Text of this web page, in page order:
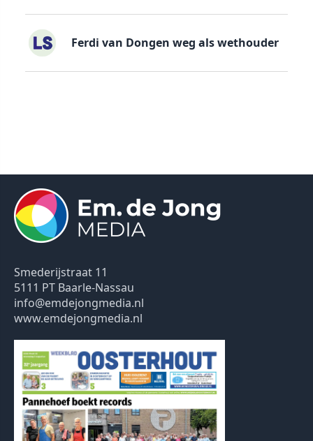
Ferdi van Dongen weg als wethouder
Smederijstraat 11
5111 PT Baarle-Nassau
info@emdejongmedia.nl
www.emdejongmedia.nl